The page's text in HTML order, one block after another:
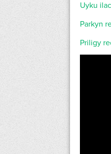
Uyku
Parkyn
Priligy